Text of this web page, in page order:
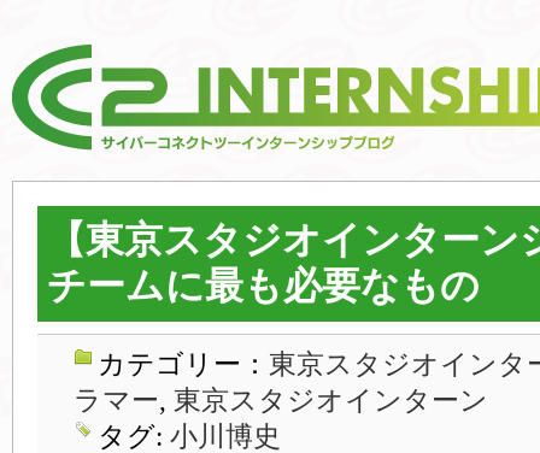
【東京スタジオインターン
チームに最も必要なもの
カテゴリー： 東京スタジオインタ
ラマー, 東京スタジオインターン
タグ: 小川博史